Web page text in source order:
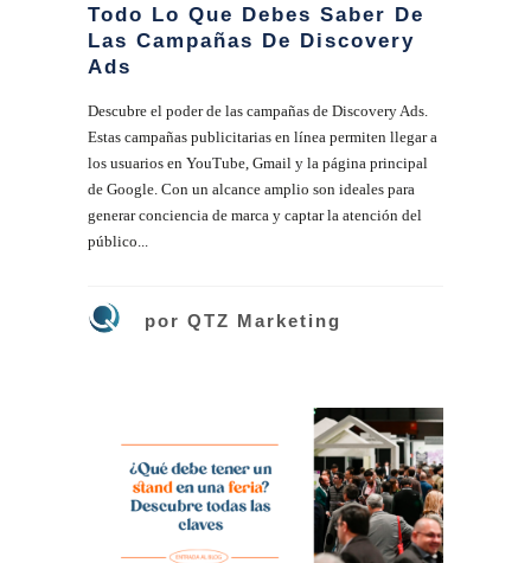
Todo Lo Que Debes Saber De
Las Campañas De Discovery
Ads
Descubre el poder de las campañas de Discovery Ads.
Estas campañas publicitarias en línea permiten llegar a
los usuarios en YouTube, Gmail y la página principal
de Google. Con un alcance amplio son ideales para
generar conciencia de marca y captar la atención del
público...
por QTZ Marketing